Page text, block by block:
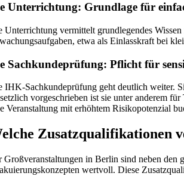
Unterrichtung: Grundlage für
Unterrichtung vermittelt grundlegendes
etwa als Einlasskraft bei
Sachkundeprüfung: Pflicht für
IHK-Sachkundeprüfung geht deutlich weiter.
vorgeschrieben ist sie unter anderem
Veranstaltung mit erhöhtem Risikopotenzial
Zusatzqualifikationen
Großveranstaltungen in Berlin sind neben
wertvoll. Diese